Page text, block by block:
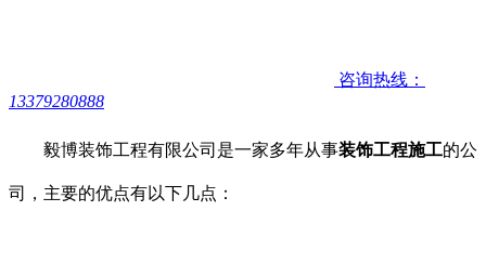
咨询热线：
13379280888
毅博装饰工程有限公司是一家多年从事装饰工程施工的公
司，主要的优点有以下几点：